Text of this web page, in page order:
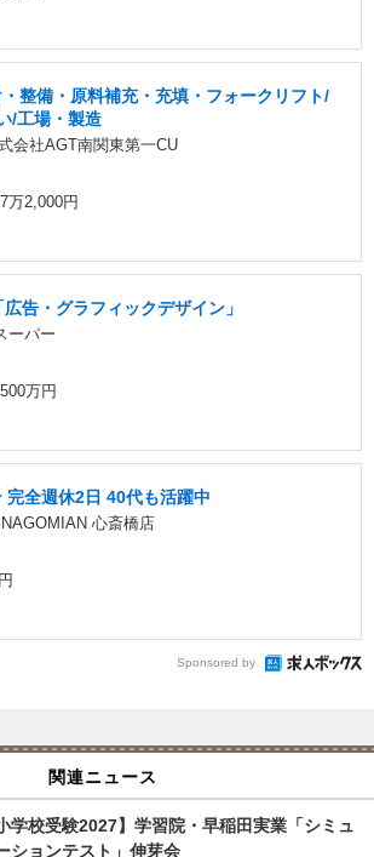
整備・原料補充・充填・フォークリフト/
/工場・製造
会社AGT南関東第一CU
万2,000円
告・グラフィックデザイン」
ーパー
万円
完全週休2日 40代も活躍中
NAGOMIAN 心斎橋店
Sponsored by
関連ニュース
小学校受験2027】学習院・早稲田実業「シミュ
ションテスト」伸芽会